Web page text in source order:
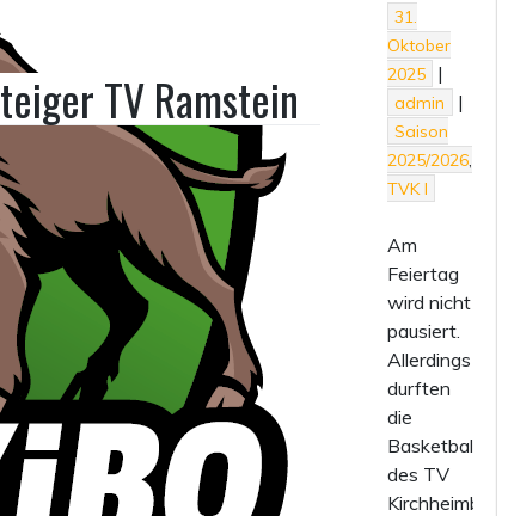
TV Ramstein
31.
Oktober
2025
|
admin |
Saison
2025/2026
TVK I
Am
Feiertag
wird nicht
pausiert.
Allerdings
durften
die
Basketballer
des TV